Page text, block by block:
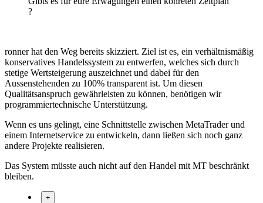
?
ronner hat den Weg bereits skizziert. Ziel ist es, ein verhältnismäßig
konservatives Handelssystem zu entwerfen, welches sich durch
stetige Wertsteigerung auszeichnet und dabei für den
Aussenstehenden zu 100% transparent ist. Um diesen
Qualitätsanspruch gewährleisten zu können, benötigen wir
programmiertechnische Unterstützung.
Wenn es uns gelingt, eine Schnittstelle zwischen MetaTrader und
einem Internetservice zu entwickeln, dann ließen sich noch ganz
andere Projekte realisieren.
Das System müsste auch nicht auf den Handel mit MT beschränkt
bleiben.